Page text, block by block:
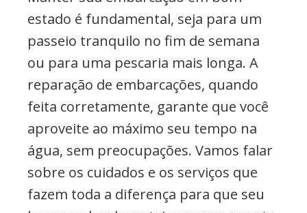
estado é fundamental, seja para um
passeio tranquilo no fim de semana
ou para uma pescaria mais longa. A
reparação de embarcações, quando
feita corretamente, garante que você
aproveite ao máximo seu tempo na
água, sem preocupações. Vamos falar
sobre os cuidados e os serviços que
fazem toda a diferença para que seu